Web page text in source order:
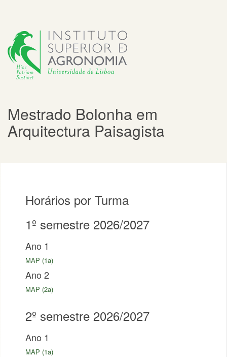
Mestrado Bolonha em
Arquitectura Paisagista
Horários por Turma
1º semestre 2026/2027
Ano 1
MAP (1a)
Ano 2
MAP (2a)
2º semestre 2026/2027
Ano 1
MAP (1a)